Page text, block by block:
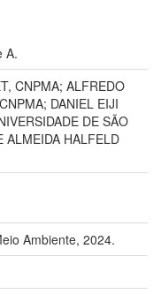
A.
CNPMA; ALFREDO
DANIEL EIJI
DE SÃO
ALMEIDA HALFELD
Ambiente, 2024.